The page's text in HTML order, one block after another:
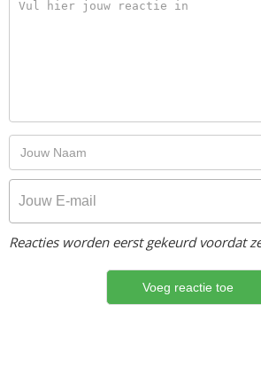
Reacties worden eerst gekeurd voordat